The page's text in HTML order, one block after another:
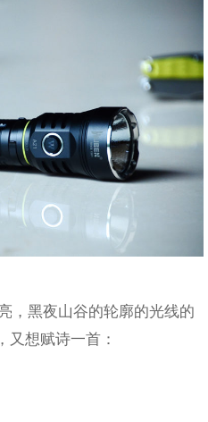
，黑夜山谷的轮廓的光线的
又想赋诗一首：